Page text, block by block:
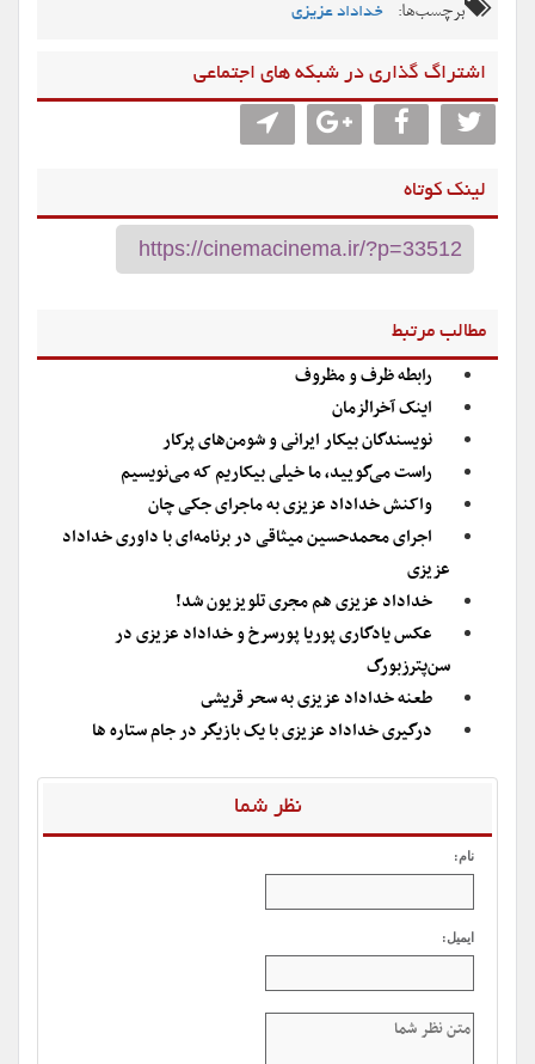
برچسب‌ها: خداداد عزیزی
اشتراگ گذاری در شبکه های اجتماعی
لینک کوتاه
مطالب مرتبط
رابطه ظرف و مظروف
اینک آخرالزمان
نویسندگان بیکار ایرانی و شومن‌های پرکار
راست می‌گویید، ما خیلی بیکاریم که می‌نویسیم
واکنش خداداد عزیزی به ماجرای جکی چان
اجرای محمدحسین میثاقی در برنامه‌ای با داوری خداداد
عزیزی
خداداد عزیزی هم مجری تلویزیون شد!
عکس یادگاری پوریا پورسرخ و خداداد عزیزی در
سن‌پترزبورگ
طعنه خداداد عزیزی به سحر قریشى
درگیری خداداد عزیزی با یک بازیگر در جام ستاره ها
نظر شما
نام:
ایمیل: